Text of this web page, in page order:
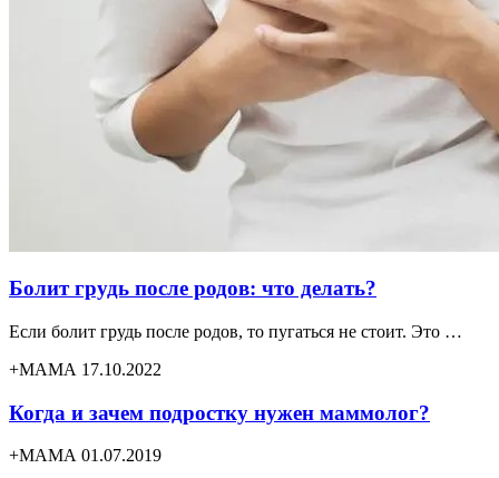
Болит грудь после родов: что делать?
Если болит грудь после родов, то пугаться не стоит. Это …
+МАМА 17.10.2022
Когда и зачем подростку нужен маммолог?
+МАМА 01.07.2019